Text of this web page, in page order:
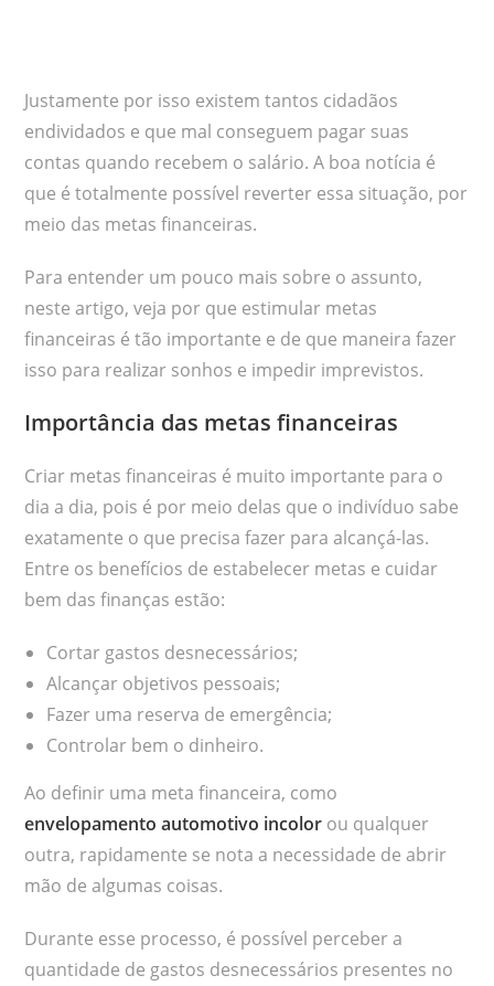
Justamente por isso existem tantos cidadãos
endividados e que mal conseguem pagar suas
contas quando recebem o salário. A boa notícia é
que é totalmente possível reverter essa situação, por
meio das metas financeiras.
Para entender um pouco mais sobre o assunto,
neste artigo, veja por que estimular metas
financeiras é tão importante e de que maneira fazer
isso para realizar sonhos e impedir imprevistos.
Importância das metas financeiras
Criar metas financeiras é muito importante para o
dia a dia, pois é por meio delas que o indivíduo sabe
exatamente o que precisa fazer para alcançá-las.
Entre os benefícios de estabelecer metas e cuidar
bem das finanças estão:
Cortar gastos desnecessários;
Alcançar objetivos pessoais;
Fazer uma reserva de emergência;
Controlar bem o dinheiro.
Ao definir uma meta financeira, como
envelopamento automotivo incolor ou qualquer
outra, rapidamente se nota a necessidade de abrir
mão de algumas coisas.
Durante esse processo, é possível perceber a
quantidade de gastos desnecessários presentes no